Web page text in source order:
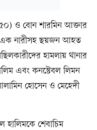
ও বোন শারমিন আক্তার
এক নারীসহ ছয়জন আহত
হামলায় থানার
এবং কনস্টেবল লিমন
হোসেন ও মেহেদী
শেবাচিম